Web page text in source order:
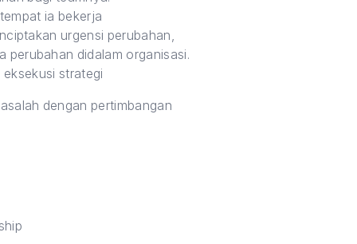
ia bekerja
urgensi perubahan,
perubahan didalam organisasi.
strategi
dengan pertimbangan